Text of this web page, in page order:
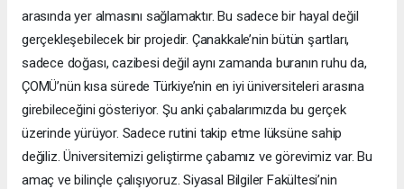
arasında yer almasını sağlamaktır. Bu sadece bir hayal değil
gerçekleşebilecek bir projedir. Çanakkale’nin bütün şartları,
sadece doğası, cazibesi değil aynı zamanda buranın ruhu da,
ÇOMÜ’nün kısa sürede Türkiye’nin en iyi üniversiteleri arasına
girebileceğini gösteriyor. Şu anki çabalarımızda bu gerçek
üzerinde yürüyor. Sadece rutini takip etme lüksüne sahip
değiliz. Üniversitemizi geliştirme çabamız ve görevimiz var. Bu
amaç ve bilinçle çalışıyoruz. Siyasal Bilgiler Fakültesi’nin